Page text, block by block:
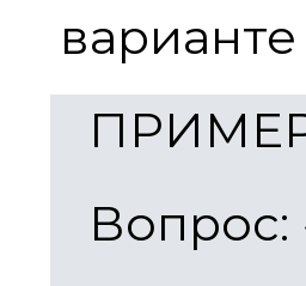
варианте
Вопрос: